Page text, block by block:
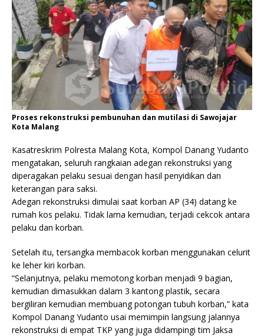
Proses rekonstruksi pembunuhan dan mutilasi di Sawojajar
Kota Malang
Kasatreskrim Polresta Malang Kota, Kompol Danang Yudanto
mengatakan, seluruh rangkaian adegan rekonstruksi yang
diperagakan pelaku sesuai dengan hasil penyidikan dan
keterangan para saksi.
Adegan rekonstruksi dimulai saat korban AP (34) datang ke
rumah kos pelaku. Tidak lama kemudian, terjadi cekcok antara
pelaku dan korban.
Setelah itu, tersangka membacok korban menggunakan celurit
ke leher kiri korban.
“Selanjutnya, pelaku memotong korban menjadi 9 bagian,
kemudian dimasukkan dalam 3 kantong plastik, secara
bergiliran kemudian membuang potongan tubuh korban,” kata
Kompol Danang Yudanto usai memimpin langsung jalannya
rekonstruksi di empat TKP yang juga didampingi tim Jaksa